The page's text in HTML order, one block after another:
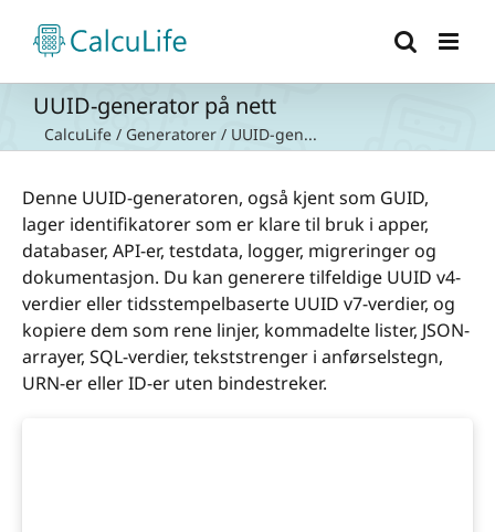
content
UUID-generator på nett
CalcuLife / Generatorer / UUID-gen...
Denne UUID-generatoren, også kjent som GUID,
lager identifikatorer som er klare til bruk i apper,
databaser, API-er, testdata, logger, migreringer og
dokumentasjon. Du kan generere tilfeldige UUID v4-
verdier eller tidsstempelbaserte UUID v7-verdier, og
kopiere dem som rene linjer, kommadelte lister, JSON-
arrayer, SQL-verdier, tekststrenger i anførselstegn,
URN-er eller ID-er uten bindestreker.